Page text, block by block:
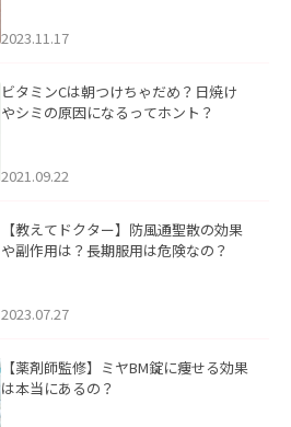
2023.11.17
ビタミンCは朝つけちゃだめ？日焼け
やシミの原因になるってホント？
2021.09.22
【教えてドクター】防風通聖散の効果
や副作用は？長期服用は危険なの？
2023.07.27
【薬剤師監修】ミヤBM錠に痩せる効果
は本当にあるの？